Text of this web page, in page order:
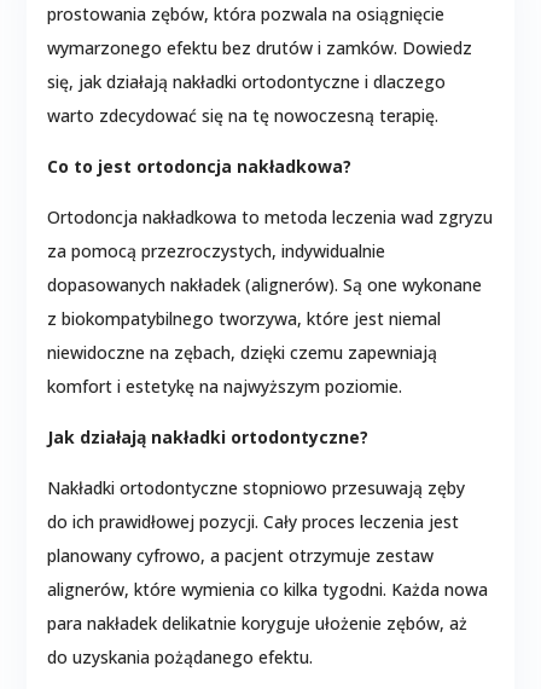
prostowania zębów, która pozwala na osiągnięcie
wymarzonego efektu bez drutów i zamków. Dowiedz
się, jak działają nakładki ortodontyczne i dlaczego
warto zdecydować się na tę nowoczesną terapię.
Co to jest ortodoncja nakładkowa?
Ortodoncja nakładkowa to metoda leczenia wad zgryzu
za pomocą przezroczystych, indywidualnie
dopasowanych nakładek (alignerów). Są one wykonane
z biokompatybilnego tworzywa, które jest niemal
niewidoczne na zębach, dzięki czemu zapewniają
komfort i estetykę na najwyższym poziomie.
Jak działają nakładki ortodontyczne?
Nakładki ortodontyczne stopniowo przesuwają zęby
do ich prawidłowej pozycji. Cały proces leczenia jest
planowany cyfrowo, a pacjent otrzymuje zestaw
alignerów, które wymienia co kilka tygodni. Każda nowa
para nakładek delikatnie koryguje ułożenie zębów, aż
do uzyskania pożądanego efektu.